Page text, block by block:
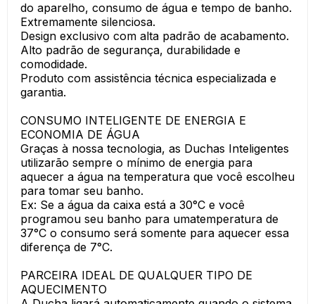
do aparelho, consumo de água e tempo de banho.
Extremamente silenciosa.
Design exclusivo com alta padrão de acabamento.
Alto padrão de segurança, durabilidade e
comodidade.
Produto com assistência técnica especializada e
garantia.
CONSUMO INTELIGENTE DE ENERGIA E
ECONOMIA DE ÁGUA
Graças à nossa tecnologia, as Duchas Inteligentes
utilizarão sempre o mínimo de energia para
aquecer a água na temperatura que você escolheu
para tomar seu banho.
Ex: Se a água da caixa está a 30°C e você
programou seu banho para umatemperatura de
37°C o consumo será somente para aquecer essa
diferença de 7°C.
PARCEIRA IDEAL DE QUALQUER TIPO DE
AQUECIMENTO